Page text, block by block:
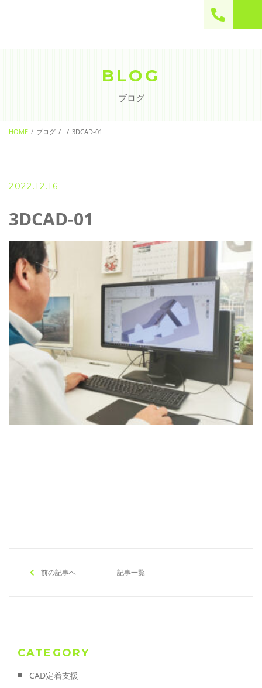
BLOG
ブログ
HOME ブログ 3DCAD-01
2022.12.16
3DCAD-01
前の記事へ 記事一覧
CATEGORY
CAD定着支援